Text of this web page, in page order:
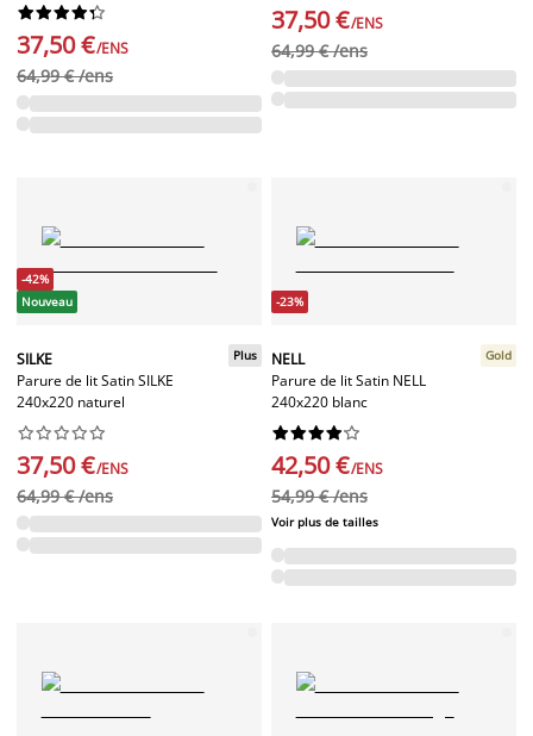






37,50 €/ENS
64,99 € /ens
37,50 €/ENS
64,99 € /ens
-42%
Nouveau
SILKE
Parure de lit Satin SILKE
240x220 naturel
Plus






37,50 €/ENS
64,99 € /ens
-23%
NELL
Parure de lit Satin NELL
240x220 blanc
Gold






42,50 €/ENS
54,99 € /ens
Voir plus de tailles